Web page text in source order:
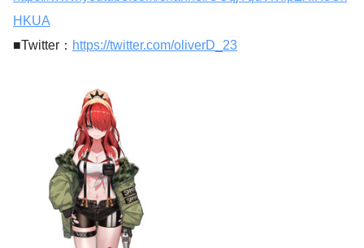
HKUA
■Twitter： https://twitter.com/oliverD_23